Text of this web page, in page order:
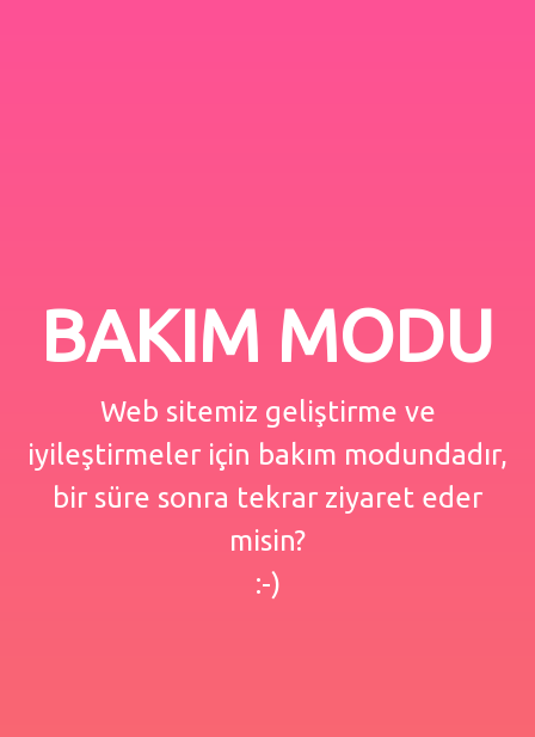
BAKIM MODU
Web sitemiz geliştirme ve
iyileştirmeler için bakım modundadır,
bir süre sonra tekrar ziyaret eder
misin?
:-)